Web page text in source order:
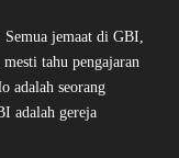
jemaat di GBI,
tahu pengajaran
adalah seorang
adalah gereja